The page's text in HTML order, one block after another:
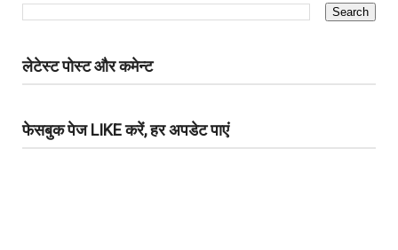
लेटेस्ट पोस्ट और कमेन्ट
फेसबुक पेज LIKE करें, हर अपडेट पाएं